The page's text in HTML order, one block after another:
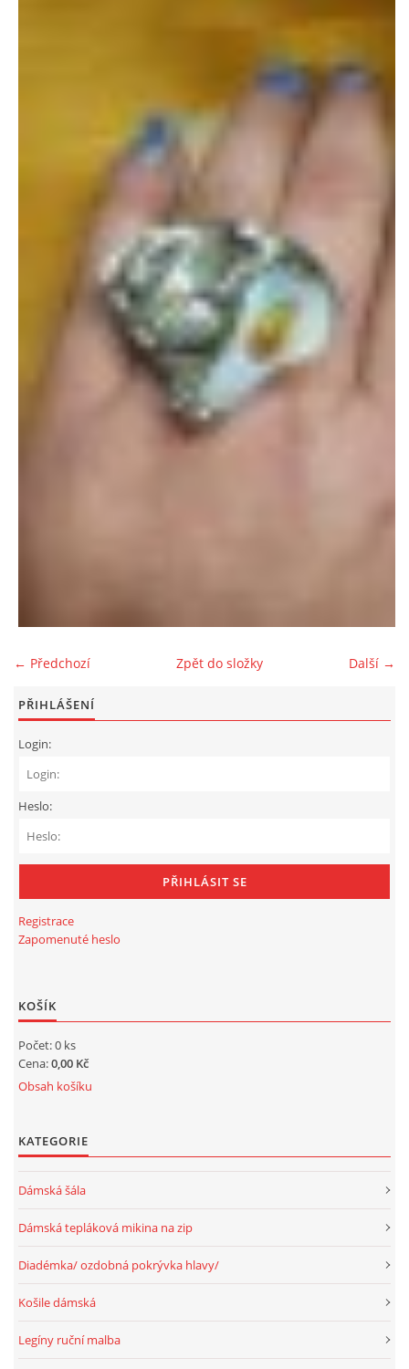
← Předchozí Další →
Zpět do složky
PŘIHLÁŠENÍ
Login:
Heslo:
Registrace
Zapomenuté heslo
KOŠÍK
Počet: 0 ks
Cena:0,00 Kč
Obsah košíku
KATEGORIE
Dámská šála
Dámská tepláková mikina na zip
Diadémka/ ozdobná pokrývka hlavy/
Košile dámská
Legíny ruční malba